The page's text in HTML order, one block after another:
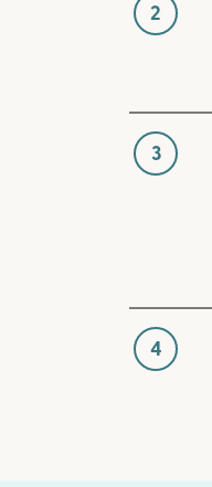
2
3
4